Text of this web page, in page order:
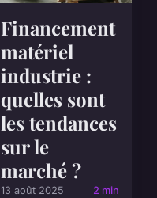
Financement
matériel
industrie :
quelles sont
les tendances
sur le
marché ?
13 août 2025 2 min